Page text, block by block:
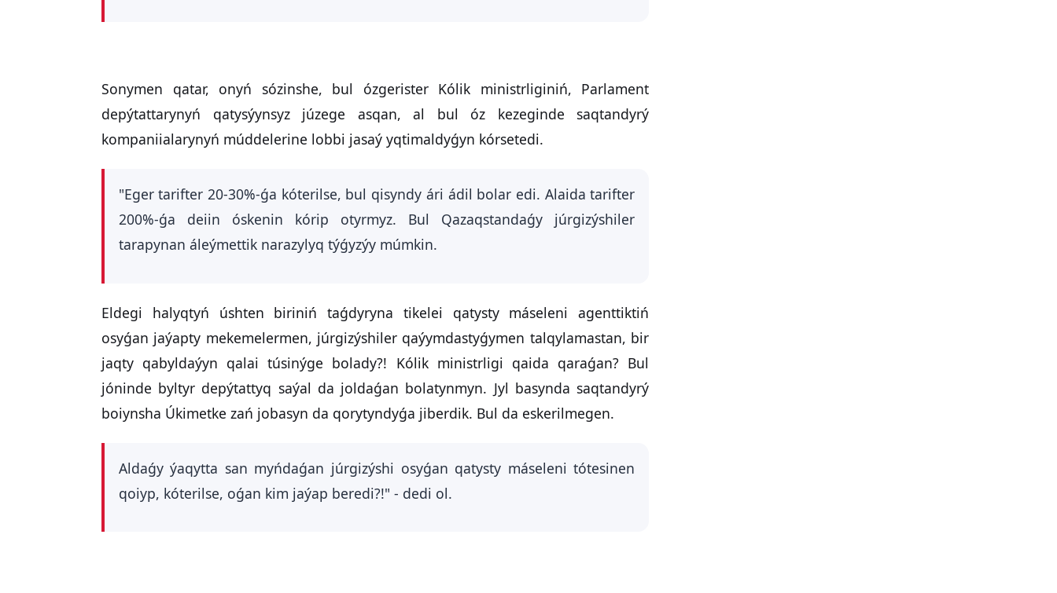
Sonymen qatar, onyń sózinshe, bul ózgerister Kólik ministrliginiń, Parlament
depýtattarynyń qatysýynsyz júzege asqan, al bul óz kezeginde saqtandyrý
kompaniialarynyń múddelerine lobbi jasaý yqtimaldyǵyn kórsetedi.
"Eger tarifter 20-30%-ǵa kóterilse, bul qisyndy ári ádil bolar edi. Alaida tarifter
200%-ǵa deiin óskenin kórip otyrmyz. Bul Qazaqstandaǵy júrgizýshiler
tarapynan áleýmettik narazylyq týǵyzýy múmkin.
Eldegi halyqtyń úshten biriniń taǵdyryna tikelei qatysty máseleni agenttiktiń
osyǵan jaýapty mekemelermen, júrgizýshiler qaýymdastyǵymen talqylamastan, bir
jaqty qabyldaýyn qalai túsinýge bolady?! Kólik ministrligi qaida qaraǵan? Bul
jóninde byltyr depýtattyq saýal da joldaǵan bolatynmyn. Jyl basynda saqtandyrý
boiynsha Úkimetke zań jobasyn da qorytyndyǵa jiberdik. Bul da eskerilmegen.
Aldaǵy ýaqytta san myńdaǵan júrgizýshi osyǵan qatysty máseleni tótesinen
qoiyp, kóterilse, oǵan kim jaýap beredi?!" - dedi ol.